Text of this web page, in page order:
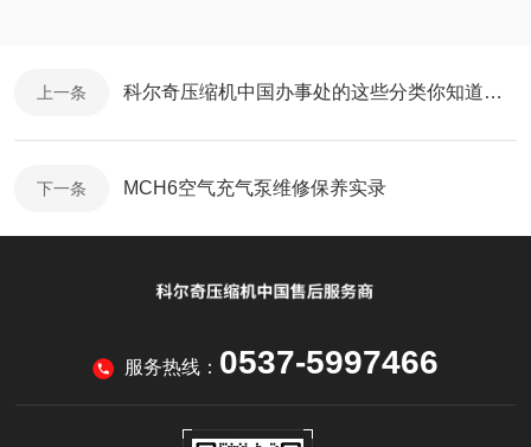
上一条 科尔奇压缩机中国办事处的这些分类你知道了吗？
下一条 MCH6空气充气泵维修保养实录
服务热线： 0537-5997466